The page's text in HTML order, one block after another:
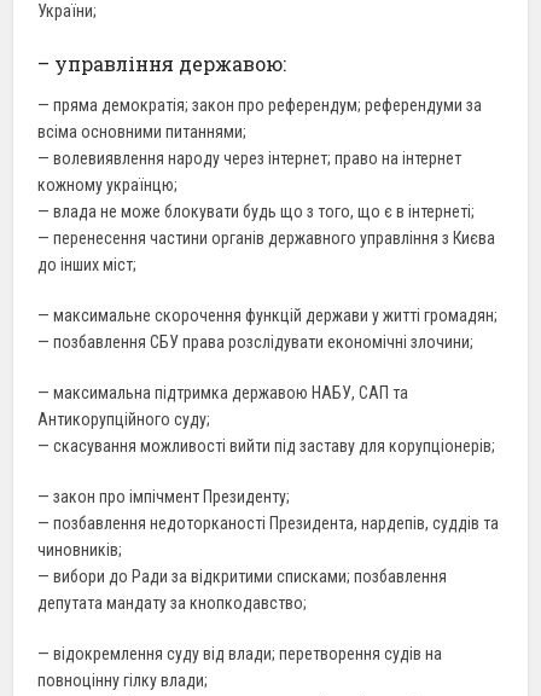
України;
– управління державою:
— пряма демократія; закон про референдум; референдуми за
всіма основними питаннями;
— волевиявлення народу через інтернет; право на інтернет
кожному українцю;
— влада не може блокувати будь що з того, що є в інтернеті;
— перенесення частини органів державного управління з Києва
до інших міст;
— максимальне скорочення функцій держави у житті громадян;
— позбавлення СБУ права розслідувати економічні злочини;
— максимальна підтримка державою НАБУ, САП та
Антикорупційного суду;
— скасування можливості вийти під заставу для корупціонерів;
— закон про імпічмент Президенту;
— позбавлення недоторканості Президента, нардепів, суддів та
чиновників;
— вибори до Ради за відкритими списками; позбавлення
депутата мандату за кнопкодавство;
— відокремлення суду від влади; перетворення судів на
повноцінну гілку влади;